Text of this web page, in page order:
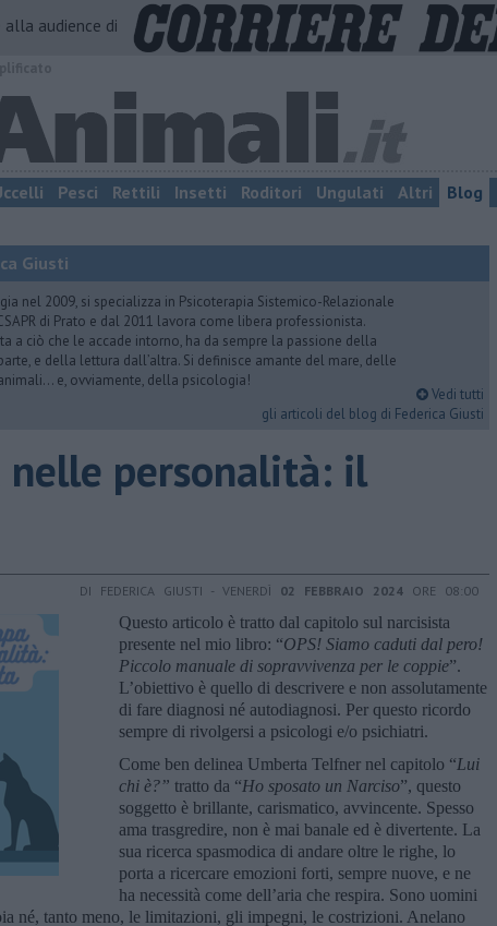
audience di
Pesci Rettili Insetti Roditori Ungulati Altri Blog
Giusti
nel 2009, si specializza in Psicoterapia Sistemico-Relazionale
di Prato e dal 2011 lavora come libera professionista.
a ciò che le accade intorno, ha da sempre la passione della
e della lettura dall’altra. Si definisce amante del mare, delle
e, ovviamente, della psicologia!
Vedi tutti
gli articoli del blog di Federica Giusti
personalità: il
DI FEDERICA GIUSTI - VENERDÌ 02 FEBBRAIO 2024 ORE 08:00
Questo articolo è tratto dal capitolo sul narcisista
presente nel mio libro: “OPS! Siamo caduti dal pero!
Piccolo manuale di sopravvivenza per le coppie”.
L’obiettivo è quello di descrivere e non assolutamente
di fare diagnosi né autodiagnosi. Per questo ricordo
sempre di rivolgersi a psicologi e/o psichiatri.
Come ben delinea Umberta Telfner nel capitolo “Lui
chi è?” tratto da “Ho sposato un Narciso”, questo
soggetto è brillante, carismatico, avvincente. Spesso
ama trasgredire, non è mai banale ed è divertente. La
sua ricerca spasmodica di andare oltre le righe, lo
porta a ricercare emozioni forti, sempre nuove, e ne
ha necessità come dell’aria che respira. Sono uomini
né, tanto meno, le limitazioni, gli impegni, le costrizioni. Anelano